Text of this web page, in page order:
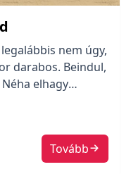
nem úgy,
darabos. Beindul,
elhagy
mégis összeáll.
ez a könyv
magam is túl
amikben
Tovább